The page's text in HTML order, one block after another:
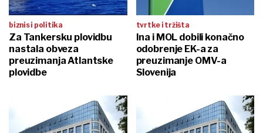
biznis i politika
Za Tankersku plovidbu
nastala obveza
preuzimanja Atlantske
plovidbe
tvrtke i tržišta
Ina i MOL dobili konačno
odobrenje EK-a za
preuzimanje OMV-a
Slovenija